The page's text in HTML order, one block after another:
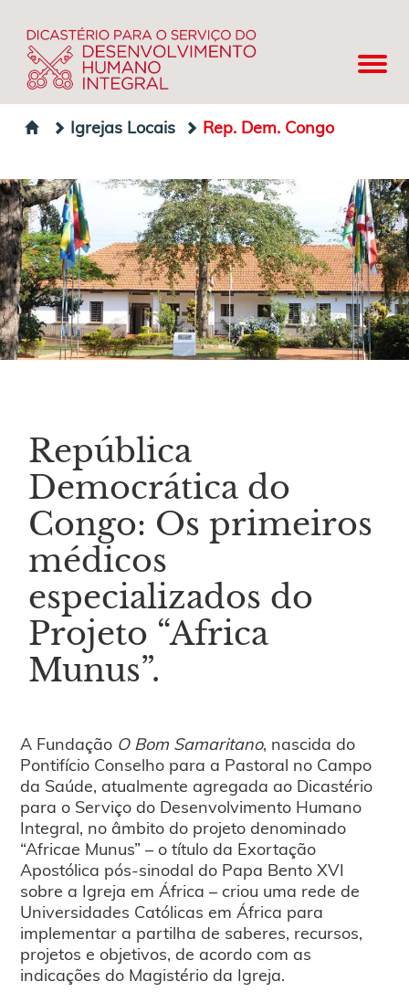
Igrejas Locais Rep. Dem. Congo
República
Democrática do
Congo: Os primeiros
médicos
especializados do
Projeto “Africa
Munus”.
A Fundação O Bom Samaritano, nascida do
Pontifício Conselho para a Pastoral no Campo
da Saúde, atualmente agregada ao Dicastério
para o Serviço do Desenvolvimento Humano
Integral, no âmbito do projeto denominado
“Africae Munus” – o título da Exortação
Apostólica pós-sinodal do Papa Bento XVI
sobre a Igreja em África – criou uma rede de
Universidades Católicas em África para
implementar a partilha de saberes, recursos,
projetos e objetivos, de acordo com as
indicações do Magistério da Igreja.